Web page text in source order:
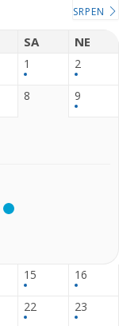
SRPEN
SA NE
1 2
8 9
15 16
22 23